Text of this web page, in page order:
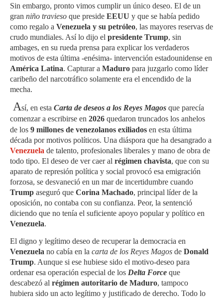
Sin embargo, pronto vimos cumplir un único deseo. El de un
gran niño travieso que preside EEUU y que se había pedido
como regalo a Venezuela y su petróleo, las mayores reservas de
crudo mundiales. Así lo dijo el presidente Trump, sin
ambages, en su rueda prensa para explicar los verdaderos
motivos de esta última -enésima- intervención estadounidense en
América Latina. Capturar a Maduro para juzgarlo como líder
caribeño del narcotráfico solamente era el encendido de la
mecha.
Así, en esta Carta de deseos a los Reyes Magos que parecía
comenzar a escribirse en 2026 quedaron truncados los anhelos
de los 9 millones de venezolanos exiliados en esta última
década por motivos políticos. Una diáspora que ha desangrado a
Venezuela de talento, profesionales liberales y mano de obra de
todo tipo. El deseo de ver caer al régimen chavista, que con su
aparato de represión política y social provocó esa emigración
forzosa, se desvaneció en un mar de incertidumbre cuando
Trump aseguró que Corina Machado, principal líder de la
oposición, no contaba con su confianza. Peor, la sentenció
diciendo que no tenía el suficiente apoyo popular y político en
Venezuela.
El digno y legítimo deseo de recuperar la democracia en
Venezuela no cabía en la carta de los Reyes Magos de Donald
Trump. Aunque si ese hubiese sido el motivo-deseo para
ordenar esa operación especial de los Delta Force que
descabezó al régimen autoritario de Maduro, tampoco
hubiera sido un acto legítimo y justificado de derecho. Todo lo